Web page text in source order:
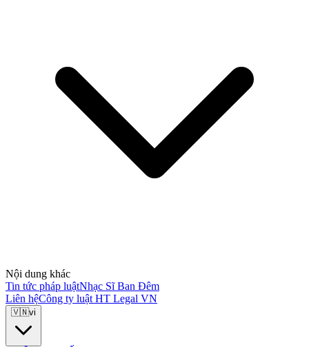
Nội dung khác
Tin tức pháp luậtNhạc Sĩ Ban Đêm
Liên hệCông ty luật HT Legal VN
🇻🇳vi